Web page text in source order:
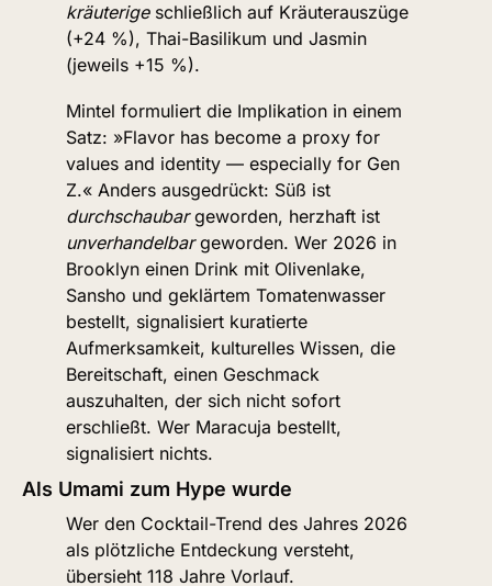
kräuterige schließlich auf Kräuterauszüge
(+24 %), Thai-Basilikum und Jasmin
(jeweils +15 %).
Mintel formuliert die Implikation in einem
Satz: »Flavor has become a proxy for
values and identity — especially for Gen
durchschaubar
unverhandelbar geworden. Wer 2026 in
Brooklyn einen Drink mit Olivenlake,
Sansho und geklärtem Tomatenwasser
bestellt, signalisiert kuratierte
Aufmerksamkeit, kulturelles Wissen, die
Bereitschaft, einen Geschmack
auszuhalten, der sich nicht sofort
erschließt. Wer Maracuja bestellt,
signalisiert nichts.
Als Umami zum Hype wurde
Wer den Cocktail-Trend des Jahres 2026
als plötzliche Entdeckung versteht,
übersieht 118 Jahre Vorlauf.